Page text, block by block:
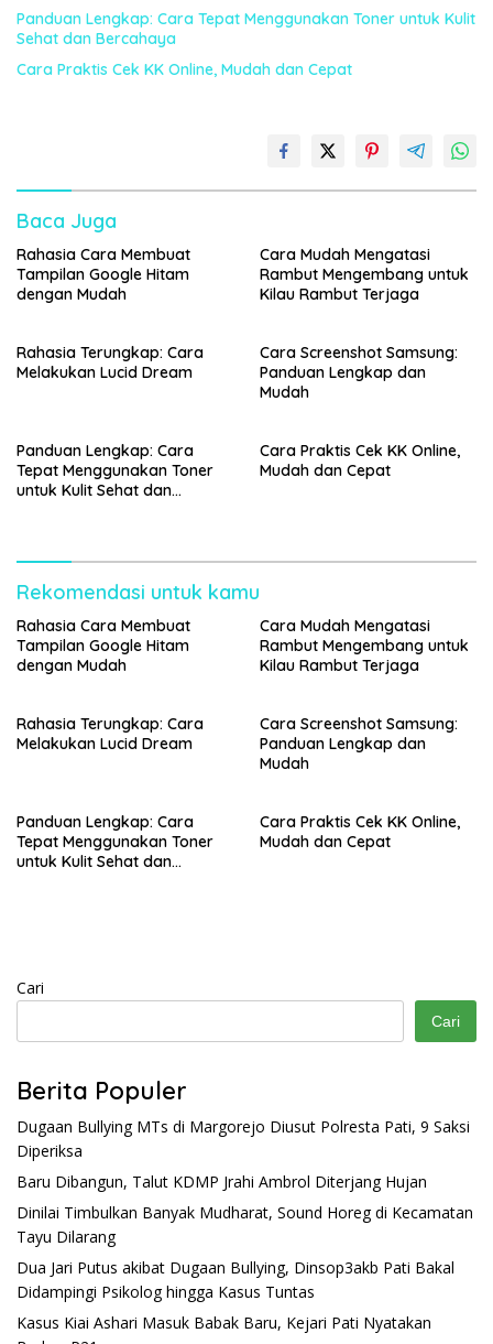
Panduan Lengkap: Cara Tepat Menggunakan Toner untuk Kulit
Sehat dan Bercahaya
Cara Praktis Cek KK Online, Mudah dan Cepat
Baca Juga
Rahasia Cara Membuat
Tampilan Google Hitam
dengan Mudah
Cara Mudah Mengatasi
Rambut Mengembang untuk
Kilau Rambut Terjaga
Rahasia Terungkap: Cara
Melakukan Lucid Dream
Cara Screenshot Samsung:
Panduan Lengkap dan
Mudah
Panduan Lengkap: Cara
Tepat Menggunakan Toner
untuk Kulit Sehat dan
Cara Praktis Cek KK Online,
Mudah dan Cepat
Rekomendasi untuk kamu
Rahasia Cara Membuat
Tampilan Google Hitam
dengan Mudah
Cara Mudah Mengatasi
Rambut Mengembang untuk
Kilau Rambut Terjaga
Rahasia Terungkap: Cara
Melakukan Lucid Dream
Cara Screenshot Samsung:
Panduan Lengkap dan
Mudah
Panduan Lengkap: Cara
Tepat Menggunakan Toner
untuk Kulit Sehat dan
Cara Praktis Cek KK Online,
Mudah dan Cepat
Cari
Cari
Berita Populer
Dugaan Bullying MTs di Margorejo Diusut Polresta Pati, 9 Saksi
Diperiksa
Baru Dibangun, Talut KDMP Jrahi Ambrol Diterjang Hujan
Dinilai Timbulkan Banyak Mudharat, Sound Horeg di Kecamatan
Tayu Dilarang
Dua Jari Putus akibat Dugaan Bullying, Dinsop3akb Pati Bakal
Didampingi Psikolog hingga Kasus Tuntas
Kasus Kiai Ashari Masuk Babak Baru, Kejari Pati Nyatakan